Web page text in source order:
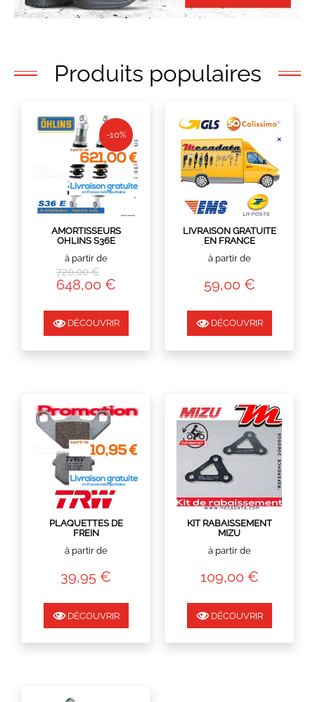
Produits populaires
-10%
EXPÉDIÉ SOUS 5 À 8
JOURS
AMORTISSEURS
OHLINS S36E
à partir de
720,00 €
648,00 €
DÉCOUVRIR
INDISPONIBLE
LIVRAISON GRATUITE
EN FRANCE
à partir de
59,00 €
DÉCOUVRIR
EN STOCK
PLAQUETTES DE
FREIN
à partir de
39,95 €
DÉCOUVRIR
EXPÉDIÉ SOUS 8 JOURS
KIT RABAISSEMENT
MIZU
à partir de
109,00 €
DÉCOUVRIR